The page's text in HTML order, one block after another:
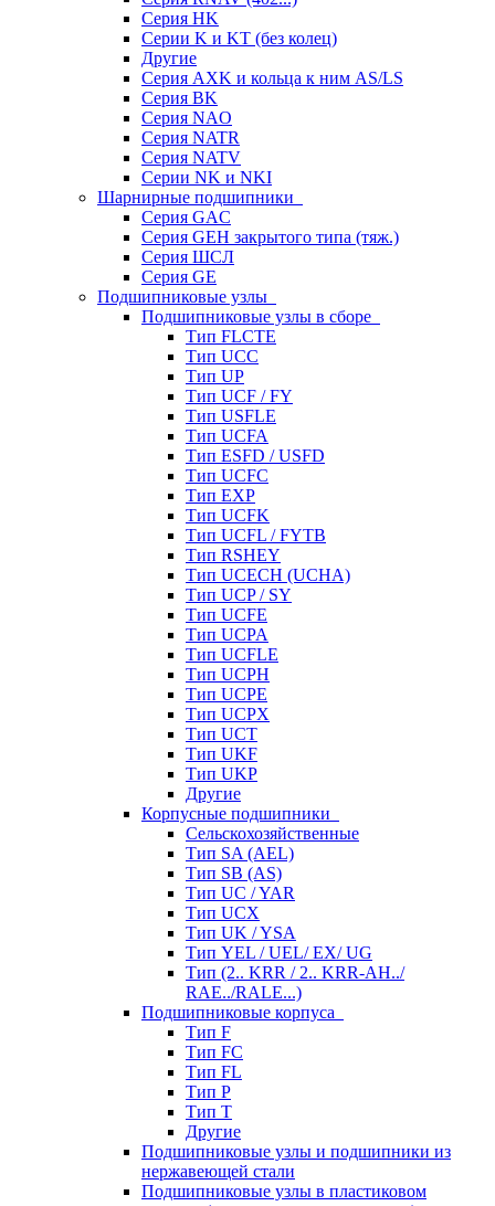
Серия HK
Серии K и KT (без колец)
Другие
Серия AXK и кольца к ним AS/LS
Серия BK
Серия NAO
Серия NATR
Серия NATV
Серии NK и NKI
Шарнирные подшипники
Серия GAC
Серия GEH закрытого типа (тяж.)
Серия ШСЛ
Серия GE
Подшипниковые узлы
Подшипниковые узлы в сборе
Тип FLCTE
Тип UCC
Тип UP
Тип UCF / FY
Тип USFLE
Тип UCFA
Тип ESFD / USFD
Тип UCFC
Тип EXP
Тип UCFK
Тип UCFL / FYTB
Тип RSHEY
Тип UCECH (UCHA)
Тип UCP / SY
Тип UCFE
Тип UCPA
Тип UCFLE
Тип UCPH
Тип UCPE
Тип UCPX
Тип UCT
Тип UKF
Тип UKP
Другие
Корпусные подшипники
Сельскохозяйственные
Тип SA (AEL)
Тип SB (AS)
Тип UC / YAR
Тип UCX
Тип UK / YSA
Тип YEL / UEL/ EX/ UG
Тип (2.. KRR / 2.. KRR-AH../
RAE../RALE...)
Подшипниковые корпуса
Тип F
Тип FC
Тип FL
Тип P
Тип T
Другие
Подшипниковые узлы и подшипники из
нержавеющей стали
Подшипниковые узлы в пластиковом